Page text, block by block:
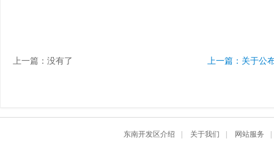
上一篇：没有了
东南开发区介绍 关于我们 网站服务